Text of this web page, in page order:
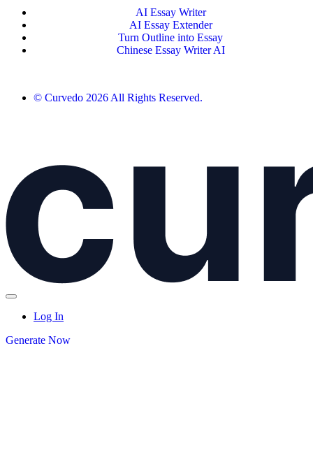
AI Essay Writer
AI Essay Extender
Turn Outline into Essay
Chinese Essay Writer AI
© Curvedo 2026 All Rights Reserved.
Log In
Generate Now